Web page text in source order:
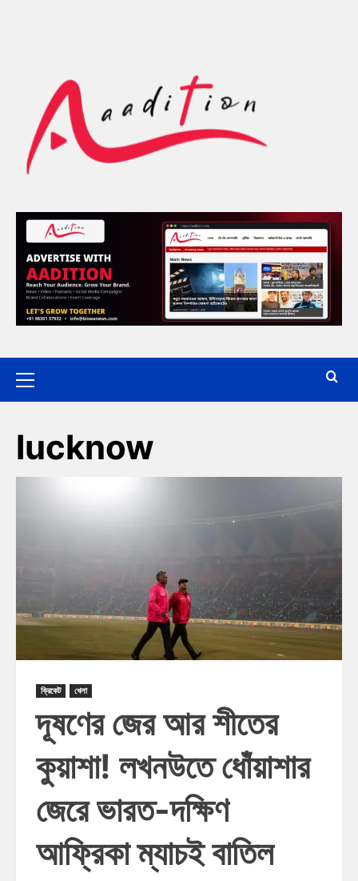
lucknow
ক্রিকেট খেলা
দূষণের জের আর শীতের
কুয়াশা! লখনউতে ধোঁয়াশার
জেরে ভারত-দক্ষিণ
আফ্রিকা ম্যাচই বাতিল